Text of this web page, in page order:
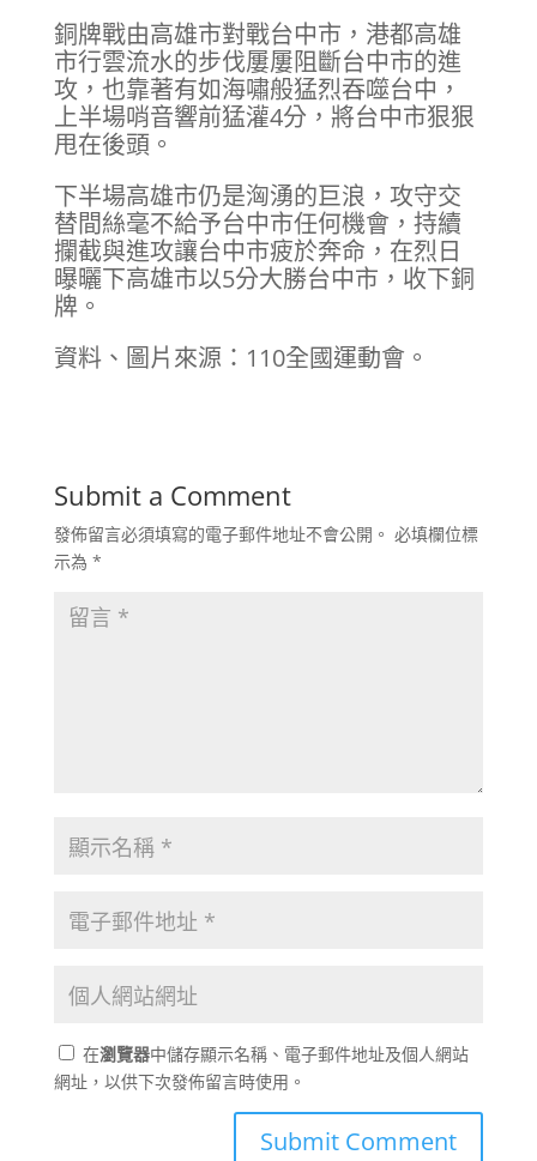
銅牌戰由高雄市對戰台中市，港都高雄
市行雲流水的步伐屢屢阻斷台中市的進
攻，也靠著有如海嘯般猛烈吞噬台中，
上半場哨音響前猛灌4分，將台中市狠狠
甩在後頭。
下半場高雄市仍是洶湧的巨浪，攻守交
替間絲毫不給予台中市任何機會，持續
攔截與進攻讓台中市疲於奔命，在烈日
曝曬下高雄市以5分大勝台中市，收下銅
牌。
資料、圖片來源：110全國運動會。
Submit a Comment
發佈留言必須填寫的電子郵件地址不會公開。 必填欄位標
示為 *
在瀏覽器中儲存顯示名稱、電子郵件地址及個人網站
網址，以供下次發佈留言時使用。